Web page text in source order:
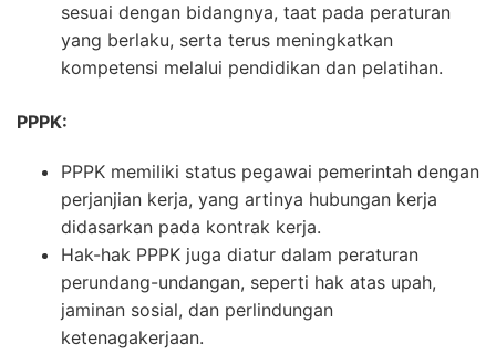
sesuai dengan bidangnya, taat pada peraturan
yang berlaku, serta terus meningkatkan
kompetensi melalui pendidikan dan pelatihan.
PPPK:
PPPK memiliki status pegawai pemerintah dengan
perjanjian kerja, yang artinya hubungan kerja
didasarkan pada kontrak kerja.
Hak-hak PPPK juga diatur dalam peraturan
perundang-undangan, seperti hak atas upah,
jaminan sosial, dan perlindungan
ketenagakerjaan.